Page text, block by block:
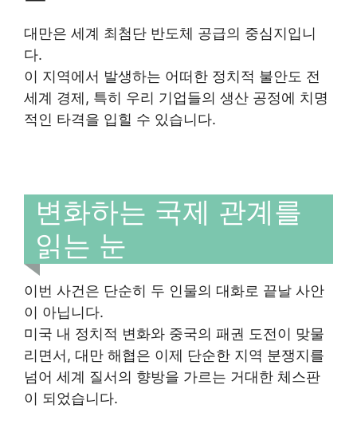
대만은 세계 최첨단 반도체 공급의 중심지입니
다.
이 지역에서 발생하는 어떠한 정치적 불안도 전
세계 경제, 특히 우리 기업들의 생산 공정에 치명
적인 타격을 입힐 수 있습니다.
변화하는 국제 관계를
읽는 눈
이번 사건은 단순히 두 인물의 대화로 끝날 사안
이 아닙니다.
미국 내 정치적 변화와 중국의 패권 도전이 맞물
리면서, 대만 해협은 이제 단순한 지역 분쟁지를
넘어 세계 질서의 향방을 가르는 거대한 체스판
이 되었습니다.